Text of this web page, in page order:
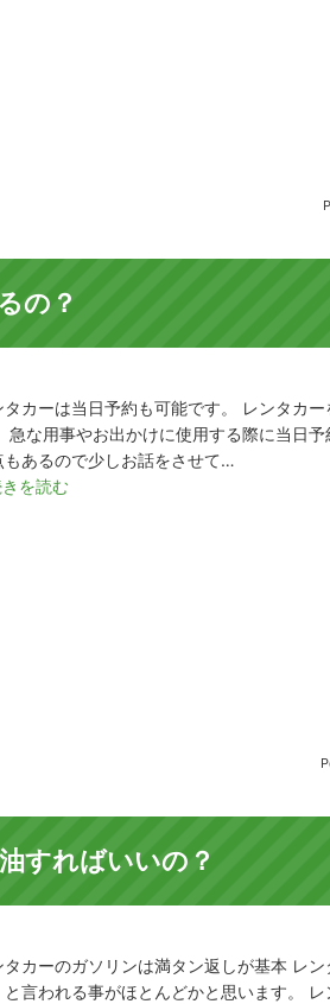
の？
タカーは当日予約も可能です。 レンタカ
急な用事やお出かけに使用する際に当日
もあるので少しお話をさせて…
を読む
すればいいの？
タカーのガソリンは満タン返しが基本 レ
と言われる事がほとんどかと思います。